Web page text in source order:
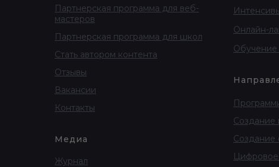
Отзывы
Партнерская программа для веб-
мастеров
Партнерская программа для школ
Стать автором контента
Вакансии
Контакты
Онлайн-
Обучение
Создание
Создание
Цифровое
Медиа
Журнал